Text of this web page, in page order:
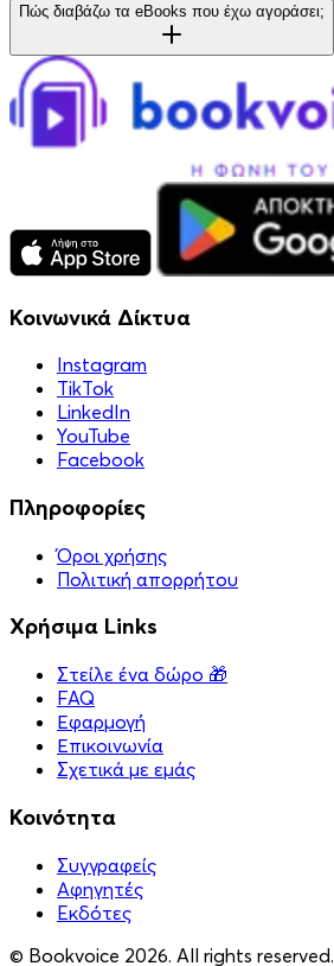
Πώς διαβάζω τα eBooks που έχω αγοράσει;
Κοινωνικά Δίκτυα
Instagram
TikTok
LinkedIn
YouTube
Facebook
Πληροφορίες
Όροι χρήσης
Πολιτική απορρήτου
Χρήσιμα Links
Στείλε ένα δώρο 🎁
FAQ
Εφαρμογή
Επικοινωνία
Σχετικά με εμάς
Κοινότητα
Συγγραφείς
Αφηγητές
Eκδότες
© Bookvoice 2026. All rights reserved.